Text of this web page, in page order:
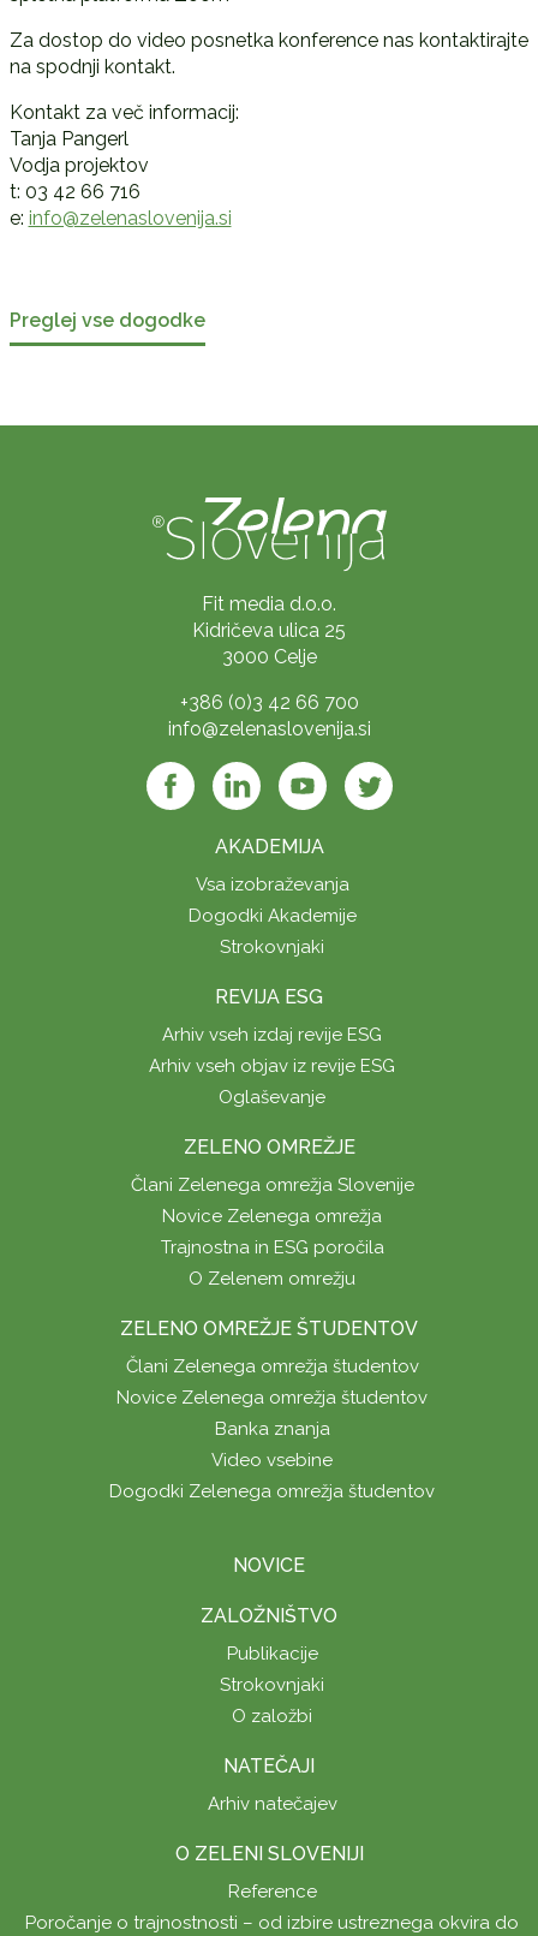
Za dostop do video posnetka konference nas kontaktirajte
na spodnji kontakt.
Kontakt za več informacij:
Tanja Pangerl
Vodja projektov
t: 03 42 66 716
e: info@zelenaslovenija.si
Preglej vse dogodke
Fit media d.o.o.
Kidričeva ulica 25
3000 Celje
+386 (0)3 42 66 700
info@zelenaslovenija.si
AKADEMIJA
Vsa izobraževanja
Dogodki Akademije
Strokovnjaki
REVIJA ESG
Arhiv vseh izdaj revije ESG
Arhiv vseh objav iz revije ESG
Oglaševanje
ZELENO OMREŽJE
Člani Zelenega omrežja Slovenije
Novice Zelenega omrežja
Trajnostna in ESG poročila
O Zelenem omrežju
ZELENO OMREŽJE ŠTUDENTOV
Člani Zelenega omrežja študentov
Novice Zelenega omrežja študentov
Banka znanja
Video vsebine
Dogodki Zelenega omrežja študentov
NOVICE
ZALOŽNIŠTVO
Publikacije
Strokovnjaki
O založbi
NATEČAJI
Arhiv natečajev
O ZELENI SLOVENIJI
Reference
Poročanje o trajnostnosti – od izbire ustreznega okvira do